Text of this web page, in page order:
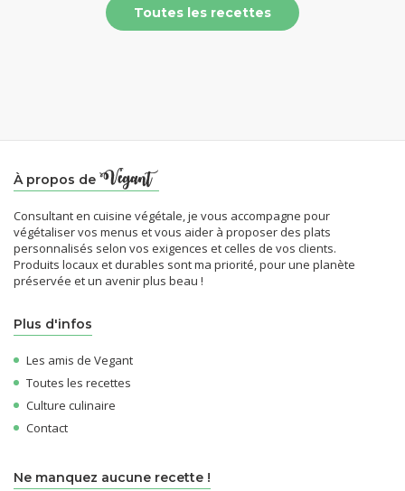
Toutes les recettes
À propos de
Consultant en cuisine végétale, je vous accompagne pour
végétaliser vos menus et vous aider à proposer des plats
personnalisés selon vos exigences et celles de vos clients.
Produits locaux et durables sont ma priorité, pour une planète
préservée et un avenir plus beau !
Plus d'infos
Les amis de Vegant
Toutes les recettes
Culture culinaire
Contact
Ne manquez aucune recette !